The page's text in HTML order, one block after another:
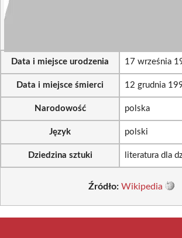
Data i miejsce urodzenia 17 września
Data i miejsce śmierci 12 grudnia
Narodowość polska
Język polski
Dziedzina sztuki literatura dla
Źródło: Wikipedia